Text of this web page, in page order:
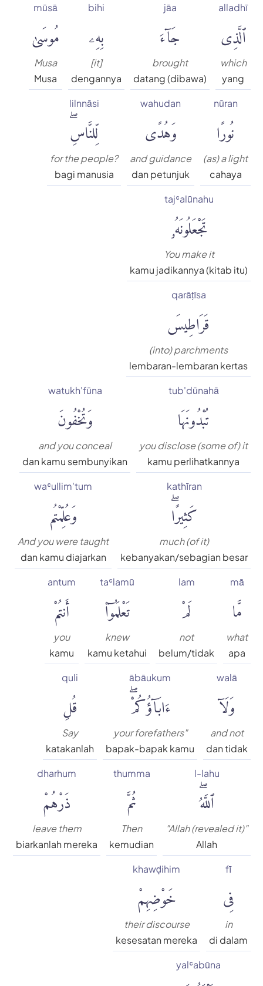
alladhī
ٱلَّذِى
which
yang
jāa
جَآءَ
brought
datang (dibawa)
bihi
بِهِۦ
[it]
dengannya
mūsā
مُوسَىٰ
Musa
Musa
nūran
نُورًا
(as) a light
cahaya
wahudan
وَهُدًى
and guidance
dan petunjuk
lilnnāsi
لِّلنَّاسِۖ
for the people?
bagi manusia
tajʿalūnahu
تَجْعَلُونَهُۥ
You make it
kamu jadikannya (kitab itu)
qarāṭīsa
قَرَاطِيسَ
(into) parchments
lembaran-lembaran kertas
tub'dūnahā
تُبْدُونَهَا
you disclose (some of) it
kamu perlihatkannya
watukh'fūna
وَتُخْفُونَ
and you conceal
dan kamu sembunyikan
kathīran
كَثِيرًاۖ
much (of it)
kebanyakan/sebagian besar
waʿullim'tum
وَعُلِّمْتُم
And you were taught
dan kamu diajarkan
mā
مَّا
what
apa
lam
لَمْ
not
belum/tidak
taʿlamū
تَعْلَمُوٓا۟
knew
kamu ketahui
antum
أَنتُمْ
you
kamu
walā
وَلَآ
and not
dan tidak
ābāukum
ءَابَآؤُكُمْۖ
your forefathers"
bapak-bapak kamu
quli
قُلِ
Say
katakanlah
l-lahu
ٱللَّهُۖ
"Allah (revealed it)"
Allah
thumma
ثُمَّ
Then
kemudian
dharhum
ذَرْهُمْ
leave them
biarkanlah mereka
fī
فِى
in
di dalam
khawḍihim
خَوْضِهِمْ
their discourse
kesesatan mereka
yalʿabūna